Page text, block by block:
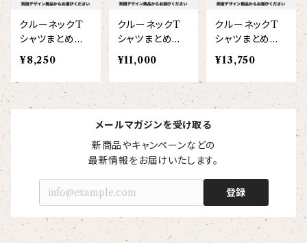
【xx's day】
【birthday】
【crest】
【6faces】
カラードライポロシャツ
ボタンダウン半袖シャツ
オックスフォード長袖シャツ
プルオーバーパーカー
ドライジップパーカー
ドライストレッチプルオーバーパーカー
トレーナー
【custom_point】
ハット・ネックウォーマー
リトルシスタードール
たたきのトリ アイリス
たたきのトリ スカーレット
ジャイアントパンダ
ゴールデンターキン
オセロット
アンクルバク
カズンバク
セクション
パーカッションチーム
クルーネックT
シャツまとめ買
いセット（こども
5枚/両面プリン
ト）
¥8,250
クルーネックT
シャツまとめ買
いセット（大人4
枚/両面プリン
ト）
¥11,000
クルーネックT
シャツまとめ買
いセット（大人5
枚/両面プリン
ト）
¥13,750
メールマガジンを受け取る
新商品やキャンペーンなどの
最新情報をお届けいたします。
登録